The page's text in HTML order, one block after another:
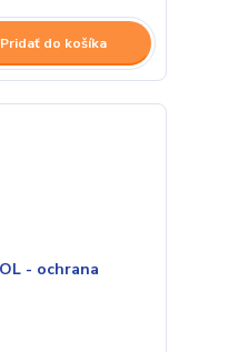
Pridať do košíka